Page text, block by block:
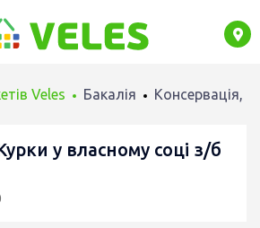
Veles Бакалія Консервація,
у власному соці з/б